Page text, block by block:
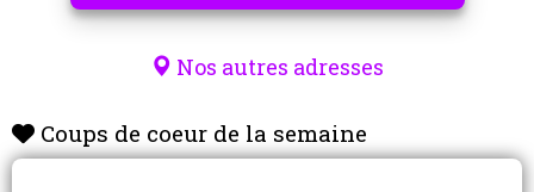
Nos autres adresses
Coups de coeur de la semaine